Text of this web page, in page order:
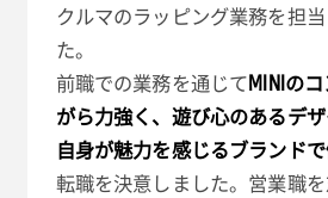
クルマのラッピング業務を担
た。
前職での業務を通じてMINIの
がら力強く、遊び心のあるデザ
自身が魅力を感じるブランド
転職を決意しました。営業職